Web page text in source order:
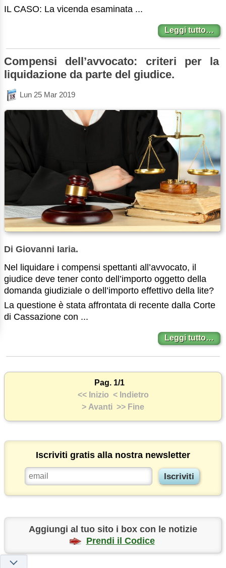
IL CASO: La vicenda esaminata ...
Leggi tutto…
Compensi dell’avvocato: criteri per la
liquidazione da parte del giudice.
Lun 25 Mar 2019
Di Giovanni Iaria.
Nel liquidare i compensi spettanti all’avvocato, il
giudice deve tener conto dell’importo oggetto della
domanda giudiziale o dell’importo effettivo della lite?
La questione è stata affrontata di recente dalla Corte
di Cassazione con ...
Leggi tutto…
Pag. 1/1
<< Inizio < Indietro
> Avanti >> Fine
Iscriviti gratis alla nostra newsletter
Aggiungi al tuo sito i box con le notizie
Prendi il Codice